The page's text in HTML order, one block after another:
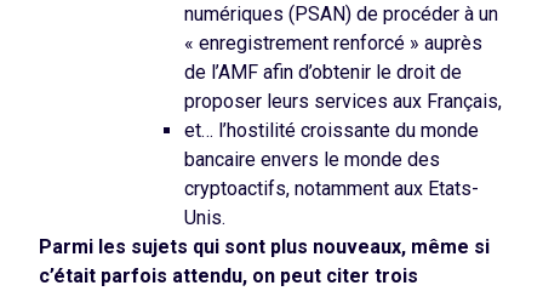
numériques (PSAN) de procéder à un
« enregistrement renforcé » auprès
de l’AMF afin d’obtenir le droit de
proposer leurs services aux Français,
et… l’hostilité croissante du monde
bancaire envers le monde des
cryptoactifs, notamment aux Etats-
Unis.
Parmi les sujets qui sont plus nouveaux, même si
c’était parfois attendu, on peut citer trois